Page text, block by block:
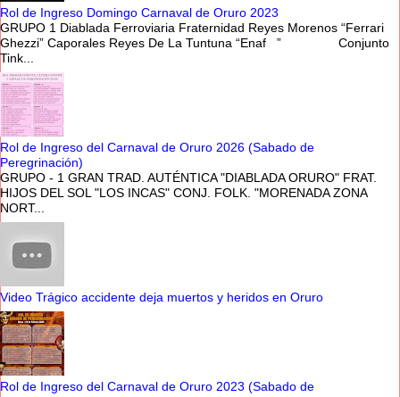
Rol de Ingreso Domingo Carnaval de Oruro 2023
GRUPO 1 Diablada Ferroviaria Fraternidad Reyes Morenos “Ferrari
Ghezzi” Caporales Reyes De La Tuntuna “Enaf ” Conjunto
Tink...
Rol de Ingreso del Carnaval de Oruro 2026 (Sabado de
Peregrinación)
GRUPO - 1 GRAN TRAD. AUTÉNTICA "DIABLADA ORURO" FRAT.
HIJOS DEL SOL "LOS INCAS" CONJ. FOLK. "MORENADA ZONA
NORT...
Video Trágico accidente deja muertos y heridos en Oruro
Rol de Ingreso del Carnaval de Oruro 2023 (Sabado de